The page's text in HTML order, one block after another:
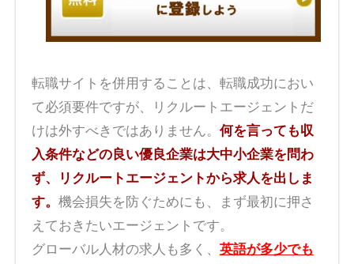
転職サイトを併用することは、転職成功におい
て必須要件ですが、リクルートエージェントだ
けは外すべきではありません。 何を言っても収
入条件などの良い優良企業は大中小企業を問わ
ず、リクルートエージェントから求人を出しま
す。 機会損失を防ぐためにも、まず最初に押さ
えておきたいエージェントです。
グローバル人材の求人も多く、 英語が多少でも